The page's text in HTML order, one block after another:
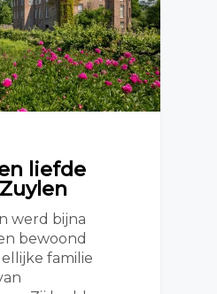
liefde
werd bijna
bewoond
familie